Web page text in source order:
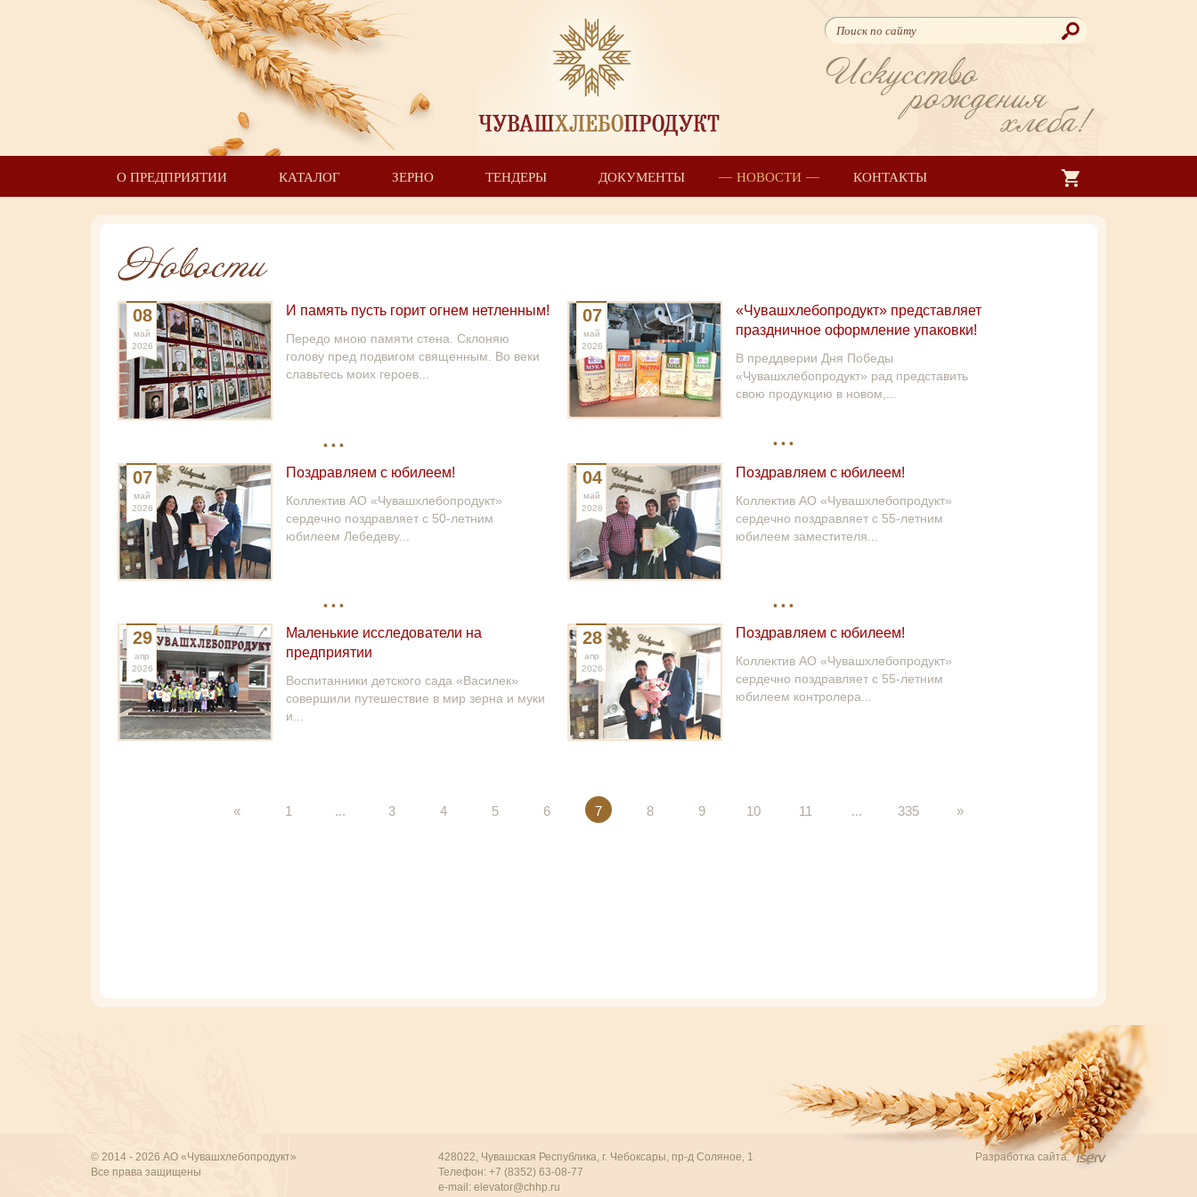
Искусство
рождения
хлеба!
О ПРЕДПРИЯТИИ КАТАЛОГ ЗЕРНО ТЕНДЕРЫ ДОКУМЕНТЫ НОВОСТИ КОНТАКТЫ
Новости
И память пусть горит огнем нетленным!
Передо мною памяти стена. Склоняю
голову пред подвигом священным. Во веки
славьтесь моих героев...
08
май
2026
«Чувашхлебопродукт» представляет
праздничное оформление упаковки!
В преддверии Дня Победы
«Чувашхлебопродукт» рад представить
свою продукцию в новом,...
07
май
2026
Поздравляем с юбилеем!
Коллектив АО «Чувашхлебопродукт»
сердечно поздравляет с 50-летним
юбилеем Лебедеву...
07
май
2026
Поздравляем с юбилеем!
Коллектив АО «Чувашхлебопродукт»
сердечно поздравляет с 55-летним
юбилеем заместителя...
04
май
2026
Маленькие исследователи на
предприятии
Воспитанники детского сада «Василек»
совершили путешествие в мир зерна и муки
и...
29
апр
2026
Поздравляем с юбилеем!
Коллектив АО «Чувашхлебопродукт»
сердечно поздравляет с 55-летним
юбилеем контролера...
28
апр
2026
« 1 ... 3 4 5 6 7 8 9 10 11 ... 335 »
© 2014 - 2026 АО «Чувашхлебопродукт»
Все права защищены
428022, Чувашская Республика, г. Чебоксары, пр-д Соляное, 1
Телефон: +7 (8352) 63-08-77
e-mail: elevator@chhp.ru
Разработка сайта: